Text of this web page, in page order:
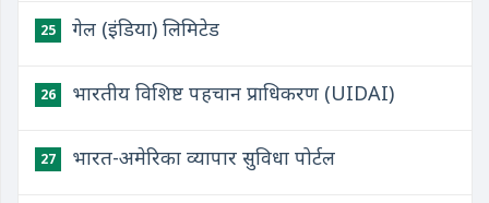
25 गेल (इंडिया) लिमिटेड
26 भारतीय विशिष्ट पहचान प्राधिकरण (UIDAI)
27 भारत-अमेरिका व्यापार सुविधा पोर्टल